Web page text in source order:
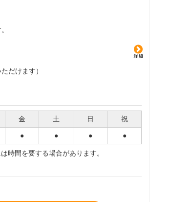
だけます）
金 土 日 祝
● ● ● ●
時間を要する場合があります。